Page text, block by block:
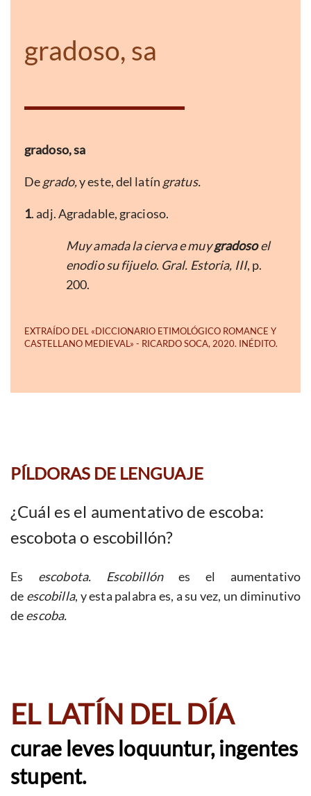
gradoso, sa
gradoso, sa
Degrado,y este, del latín gratus.
1. adj. Agradable, gracioso.
Muy amada la cierva e muygradosoel
enodio su fijuelo. Gral. Estoria, III, p.
200.
PÍLDORAS DE LENGUAJE
¿Cuál es el aumentativo de escoba:
escobota o escobillón?
Es escobota. Escobillónes el aumentativo
de escobilla, y esta palabra es, a su vez, un diminutivo
deescoba.
EL LATÍN DEL DÍA
curae leves loquuntur, ingentes
stupent.